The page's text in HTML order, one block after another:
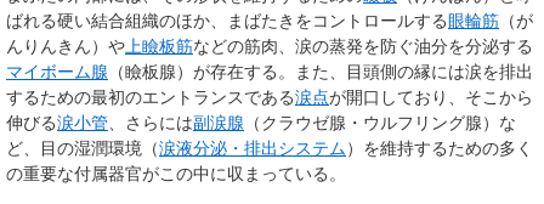
ばれる硬い結合組織のほか、まばたきをコントロールする眼輪筋 （が
んりんきん）や 上瞼板筋などの筋肉、涙の蒸発を防ぐ油分を分泌する
マイボーム腺 （瞼板腺）が存在する。また、目頭側の縁には涙を排出
するための最初のエントランスである涙点が開口しており、そこから
伸びる涙小管 、さらには副涙腺 （クラウゼ腺・ウルフリング腺）な
ど、目の湿潤環境（涙液分泌・排出システム）を維持するための多く
の重要な付属器官がこの中に収まっている。